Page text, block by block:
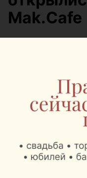
Mak.Cafe
десерты и блюда
независимо от
или